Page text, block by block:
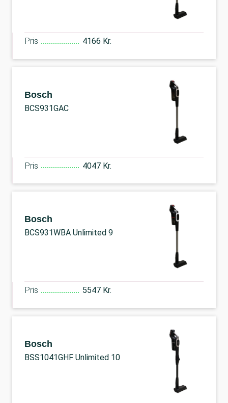
Pris 4166 Kr.
Bosch
BCS931GAC
Pris 4047 Kr.
Bosch
BCS931WBA Unlimited 9
Pris 5547 Kr.
Bosch
BSS1041GHF Unlimited 10